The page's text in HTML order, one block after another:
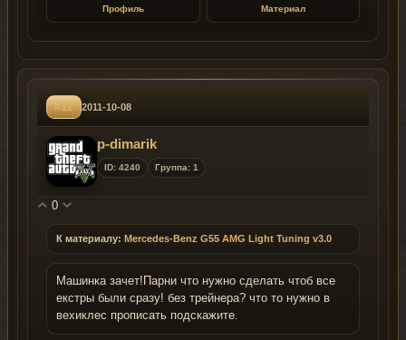
Профиль Материал
#12 2011-10-08
p-dimarik
ID: 4240 Группа: 1
0
К материалу: Mercedes-Benz G55 AMG Light Tuning v3.0
Машинка зачет!Парни что нужно сделать чтоб все
екстры были сразу! без трейнера? что то нужно в
вехиклес прописать подскажите.